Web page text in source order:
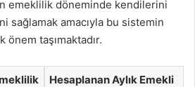
emeklilik döneminde kendilerini
sağlamak amacıyla bu sistemin
taşımaktadır.
Hesaplanan Aylık Emekli